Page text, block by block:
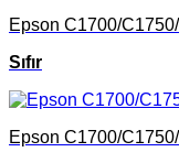
Epson C1700/
Sıfır
Epson C1700/